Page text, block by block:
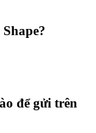
để gửi trên